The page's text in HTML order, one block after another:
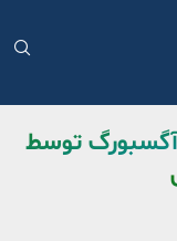
آگسبورگ توسط